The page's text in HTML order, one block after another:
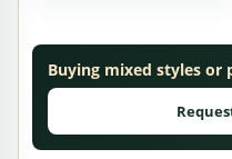
Buying mixed styles or